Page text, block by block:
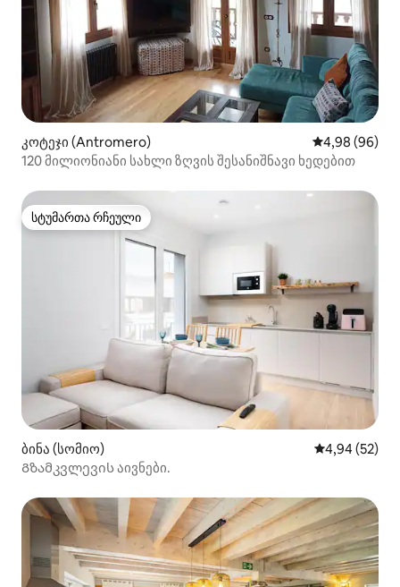
კოტეჯი (Antromero) საშუალო
4,98 (96)
120 მილიონიანი სახლი ზღვის შესანიშნავი ხედებით
სტუმართა რჩეული
სტუმართა რჩეული
ბინა (სომიო) საშუალო
4,94 (52)
Გზამკვლევის აივნები.